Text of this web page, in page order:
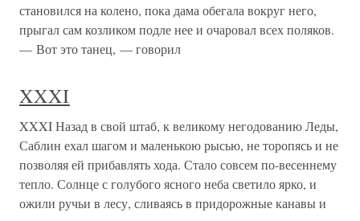
становился на колено, пока дама обегала вокруг него,
прыгал сам козликом подле нее и очаровал всех поляков.
— Вот это танец, — говорил
XXXI
XXXI Назад в свой штаб, к великому негодованию Леды,
Саблин ехал шагом и маленькою рысью, не торопясь и не
позволяя ей прибавлять хода. Стало совсем по-весеннему
тепло. Солнце с голубого ясного неба светило ярко, и
ожили ручьи в лесу, сливаясь в придорожные канавы и